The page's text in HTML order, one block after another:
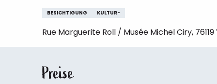
BESICHTIGUNG KULTUR-
Rue Marguerite Roll / Musée Michel Ciry,
Preise